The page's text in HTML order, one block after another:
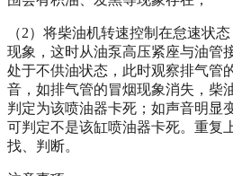
（2）将柴油机转速控制在怠速状
现象，这时从油泵高压紧座与油管
处于不供油状态，此时观察排气管
音，如排气管的冒烟现象消失，柴
判定为该喷油器卡死；如声音明显
可判定不是该缸喷油器卡死。重复
找、判断。